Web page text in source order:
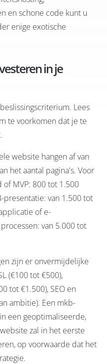
en schone code kunt u
enige exotische
in je
Lees
te voorkomen dat je te
website hangen af van
het aantal pagina's. Voor
of MVP: 800 tot 1.500
presentatie: van 1.500 tot
of e-
van 5.000 tot
zijn er onvermijdelijke
(€100 tot €500),
tot €1.500), SEO en
ambitie). Een mkb-
een geoptimaliseerde,
zal in het eerste
op voorwaarde dat het